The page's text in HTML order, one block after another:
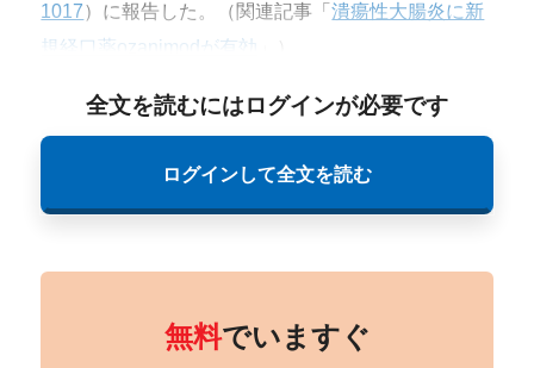
1017）に報告した。（関連記事「潰瘍性大腸炎に新
規経口薬ozanimodが有効
全文を読むにはログインが必要です
ログインして全文を読む
無料でいますぐ